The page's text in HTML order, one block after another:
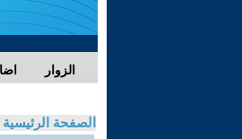
الزوار
الصفحة الرئيسية